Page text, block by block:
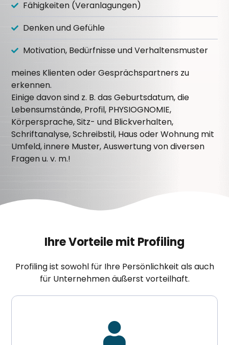
Fähigkeiten (Veranlagungen)
Denken und Gefühle
Motivation, Bedürfnisse und Verhaltensmuster
meines Klienten oder Gesprächspartners zu
erkennen.
Einige davon sind z. B. das Geburtsdatum, die
Lebensumstände, Profil, PHYSIOGNOMIE,
Körpersprache, Sitz- und Blickverhalten,
Schriftanalyse, Schreibstil, Haus oder Wohnung mit
Umfeld, innere Muster, Auswertung von diversen
Fragen u. v. m.!
Ihre Vorteile mit Profiling
Profiling ist sowohl für Ihre Persönlichkeit als auch
für Unternehmen äußerst vorteilhaft.